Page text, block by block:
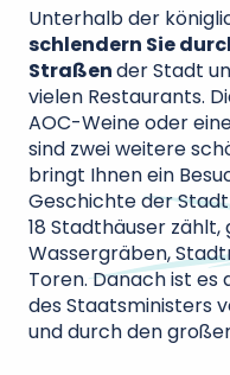
Unterhalb der
schlendern Sie
Straßender Stadt
vielen Restaurants.
AOC-Weine oder
sind zwei weitere
bringt Ihnen ein
Geschichte der Stadt
18 Stadthäuser
Wassergräben,
Toren. Danach ist es
des Staatsministers
und durch den